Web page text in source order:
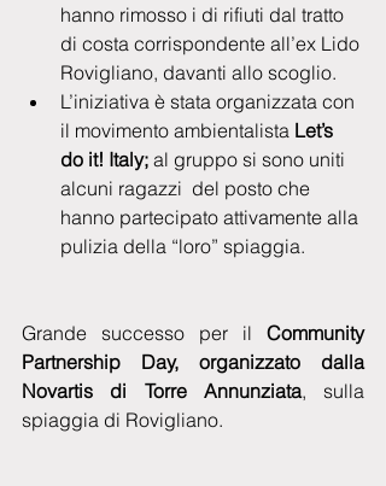
hanno rimosso i di rifiuti dal tratto
di costa corrispondente all’ex Lido
Rovigliano, davanti allo scoglio.
L’iniziativa è stata organizzata con
il movimento ambientalista Let’s
do it! Italy; al gruppo si sono uniti
alcuni ragazzi  del posto che
hanno partecipato attivamente alla
pulizia della “loro” spiaggia.
Grande successo per il Community
Partnership Day, organizzato dalla
Novartis di Torre Annunziata, sulla
spiaggia di Rovigliano.